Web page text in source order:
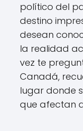
político del
destino
desean
la realidad
vez te
Canadá,
lugar donde
que afectan